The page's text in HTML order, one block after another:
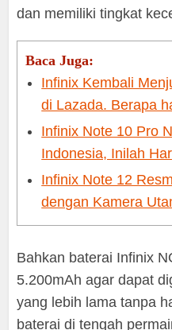
dan memiliki tingkat
Baca Juga:
Infinix Kembali
di Lazada. Berapa
Infinix Note 10 Pro
Indonesia, Inilah
Infinix Note 12
dengan Kamera
Bahkan baterai Infinix
5.200mAh agar dapat
yang lebih lama tanpa
baterai di tengah